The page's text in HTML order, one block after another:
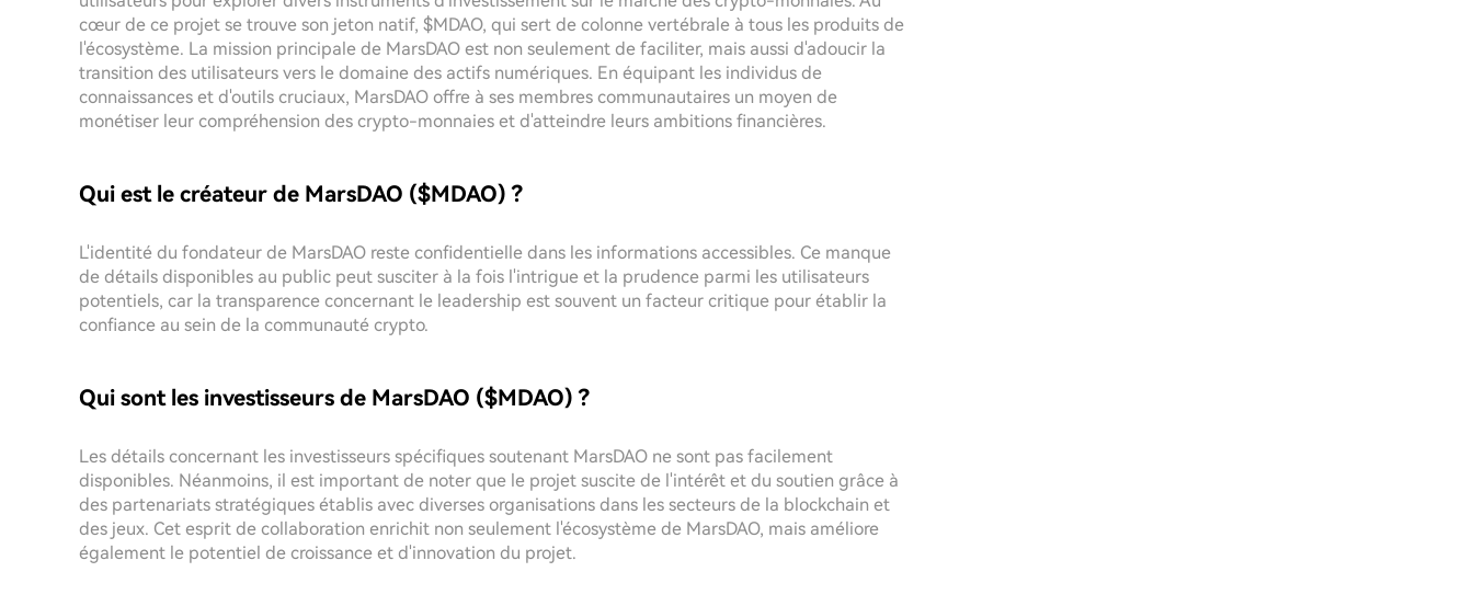
cœur de ce projet se trouve son jeton natif, $MDAO, qui sert de colonne vertébrale à tous les produits de
l'écosystème. La mission principale de MarsDAO est non seulement de faciliter, mais aussi d'adoucir la
transition des utilisateurs vers le domaine des actifs numériques. En équipant les individus de
connaissances et d'outils cruciaux, MarsDAO offre à ses membres communautaires un moyen de
monétiser leur compréhension des crypto-monnaies et d'atteindre leurs ambitions financières.
Qui est le créateur de MarsDAO ($MDAO) ?
L'identité du fondateur de MarsDAO reste confidentielle dans les informations accessibles. Ce manque
de détails disponibles au public peut susciter à la fois l'intrigue et la prudence parmi les utilisateurs
potentiels, car la transparence concernant le leadership est souvent un facteur critique pour établir la
confiance au sein de la communauté crypto.
Qui sont les investisseurs de MarsDAO ($MDAO) ?
Les détails concernant les investisseurs spécifiques soutenant MarsDAO ne sont pas facilement
disponibles. Néanmoins, il est important de noter que le projet suscite de l'intérêt et du soutien grâce à
des partenariats stratégiques établis avec diverses organisations dans les secteurs de la blockchain et
des jeux. Cet esprit de collaboration enrichit non seulement l'écosystème de MarsDAO, mais améliore
également le potentiel de croissance et d'innovation du projet.